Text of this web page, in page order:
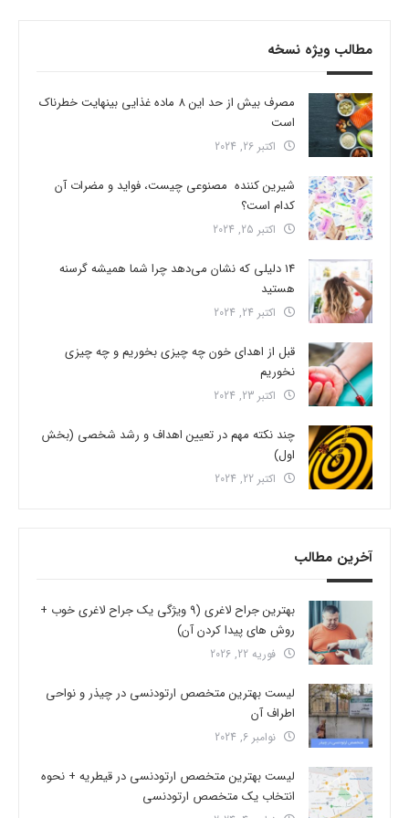
مطالب ویژه نسخه
مصرف بیش از حد این 8 ماده غذایی بینهایت خطرناک
است
اکتبر 26, 2024
شیرین کننده مصنوعی چیست، فواید و مضرات آن
کدام است؟
اکتبر 25, 2024
14 دلیلی که نشان می‌دهد چرا شما همیشه گرسنه
هستید
اکتبر 24, 2024
قبل از اهدای خون چه چیزی بخوریم و چه چیزی
نخوریم
اکتبر 23, 2024
چند نکته مهم در تعیین اهداف و رشد شخصی (بخش
اول)
اکتبر 22, 2024
آخرین مطالب
بهترین جراح لاغری (9 ویژگی یک جراح لاغری خوب +
روش های پیدا کردن آن)
فوریه 22, 2026
لیست بهترین متخصص ارتودنسی در چیذر و نواحی
اطراف آن
نوامبر 6, 2024
لیست بهترین متخصص ارتودنسی در قیطریه + نحوه
انتخاب یک متخصص ارتودنسی